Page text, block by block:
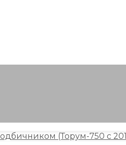
(Торум-750 с